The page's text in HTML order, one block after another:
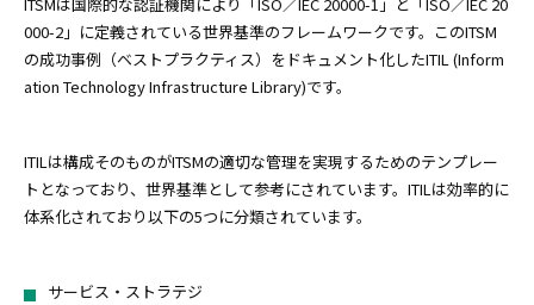
000-2」に定義されている世界基準のフレームワークです。このITSM
の成功事例（ベストプラクティス）をドキュメント化したITIL (Inform
ation Technology Infrastructure Library)です。
ITILは構成そのものがITSMの適切な管理を実現するためのテンプレー
トとなっており、世界基準として参考にされています。ITILは効率的に
体系化されており以下の5つに分類されています。
サービス・ストラテジ